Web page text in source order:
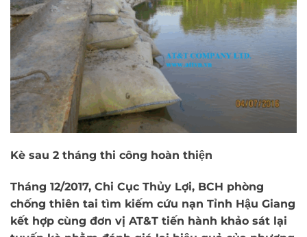
Kè sau 2 tháng thi công hoàn thiện
Tháng 12/2017, Chi Cục Thủy Lợi, BCH phòng
chống thiên tai tìm kiếm cứu nạn Tỉnh Hậu Giang
kết hợp cùng đơn vị AT&T tiến hành khảo sát lại